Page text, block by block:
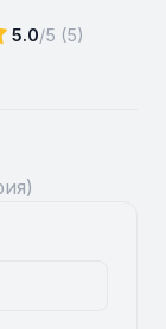
5.0/5 (5)